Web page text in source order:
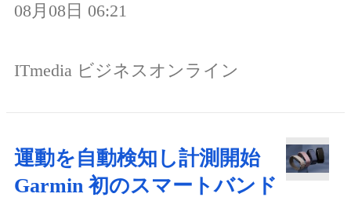
08月08日 06:21
ITmedia ビジネスオンライン
運動を自動検知し計測開始
Garmin 初のスマートバンド